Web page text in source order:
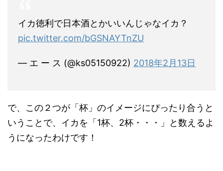
イカ徳利で日本酒とかいいんじゃなイカ？
pic.twitter.com/bGSNAYTnZU
— エ ー ス (@ks05150922) 2018年2月13日
で、この２つが「杯」のイメージにぴったり合うと
いうことで、イカを「1杯、2杯・・・」と数えるよ
うになったわけです！